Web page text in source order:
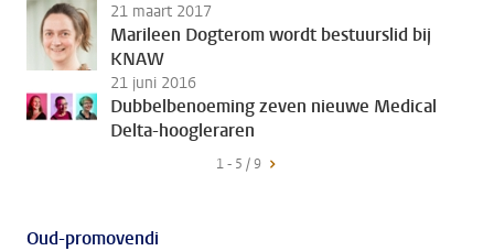
21 maart 2017
Marileen Dogterom wordt bestuurslid bij
KNAW
21 juni 2016
Dubbelbenoeming zeven nieuwe Medical
Delta-hoogleraren
1 - 5 / 9
Oud-promovendi